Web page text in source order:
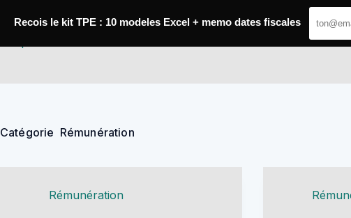
Catégorie Rémunération
Rémunération
Recois le kit TPE : 10 modeles Excel + memo dates fiscales